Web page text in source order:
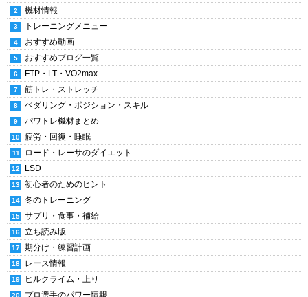
機材情報
トレーニングメニュー
おすすめ動画
おすすめブログ一覧
FTP・LT・VO2max
筋トレ・ストレッチ
ペダリング・ポジション・スキル
パワトレ機材まとめ
疲労・回復・睡眠
ロード・レーサのダイエット
LSD
初心者のためのヒント
冬のトレーニング
サプリ・食事・補給
立ち読み版
期分け・練習計画
レース情報
ヒルクライム・上り
プロ選手のパワー情報